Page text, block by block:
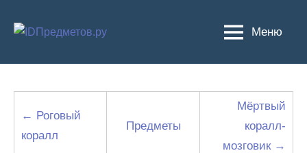
Меню
← Роговый
коралл
Предметы
Мёртвый
коралл-
мозговик →